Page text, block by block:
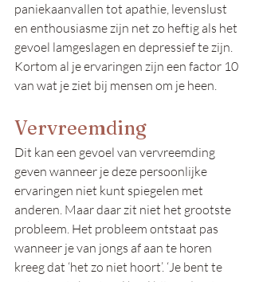
paniekaanvallen tot apathie, levenslust
en enthousiasme zijn net zo heftig als het
gevoel lamgeslagen en depressief te zijn.
Kortom al je ervaringen zijn een factor 10
van wat je ziet bij mensen om je heen.
Vervreemding
Dit kan een gevoel van vervreemding
geven wanneer je deze persoonlijke
ervaringen niet kunt spiegelen met
anderen. Maar daar zit niet het grootste
probleem. Het probleem ontstaat pas
wanneer je van jongs af aan te horen
kreeg dat ‘het zo niet hoort’. ‘Je bent te